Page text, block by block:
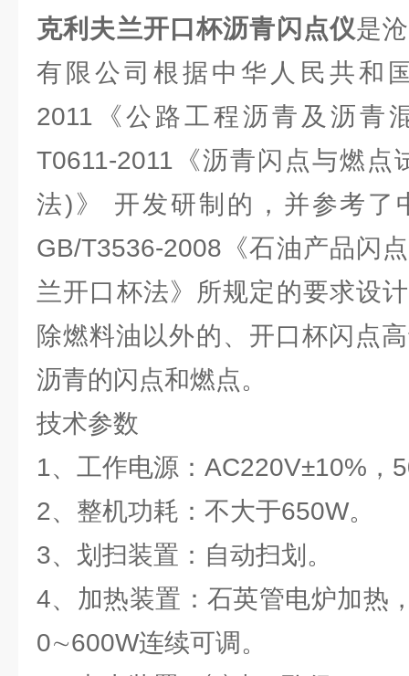
克利夫兰开口杯沥青闪点仪是
有限公司根据中华人民共和
2011《公路工程沥青及沥青
T0611-2011《沥青闪点与燃点
法)》 开发研制的，并参考了
GB/T3536-2008《石油产品闪
兰开口杯法》所规定的要求设
除燃料油以外的、开口杯闪点
沥青的闪点和燃点。
技术参数
1、工作电源：AC220V±10%，
2、整机功耗：不大于650W。
3、划扫装置：自动扫划。
4、加热装置：石英管电炉加热
0∼600W连续可调。